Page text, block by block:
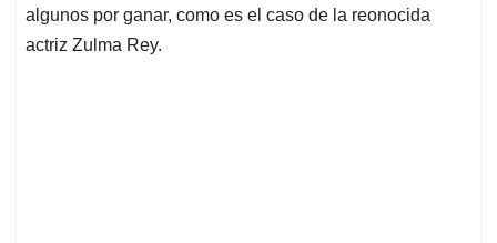
algunos por ganar, como es el caso de la reonocida
actriz Zulma Rey.